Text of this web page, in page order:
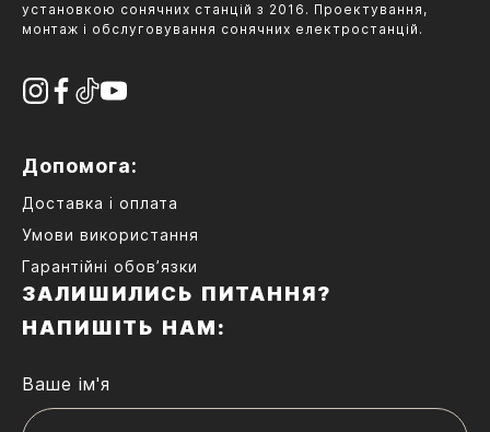
установкою сонячних станцій з 2016. Проектування,
монтаж і обслуговування сонячних електростанцій.
Допомога:
Доставка і оплата
Умови використання
Гарантійні обов’язки
ЗАЛИШИЛИСЬ ПИТАННЯ?
НАПИШІТЬ НАМ:
Ваше ім'я